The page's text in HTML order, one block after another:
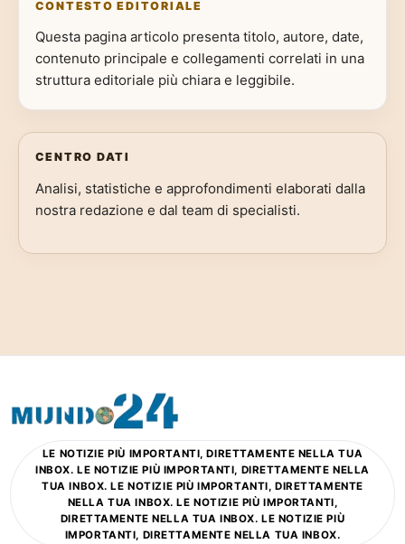
CONTESTO EDITORIALE
Questa pagina articolo presenta titolo, autore, date,
contenuto principale e collegamenti correlati in una
struttura editoriale più chiara e leggibile.
CENTRO DATI
Analisi, statistiche e approfondimenti elaborati dalla
nostra redazione e dal team di specialisti.
LE NOTIZIE PIÙ IMPORTANTI, DIRETTAMENTE NELLA TUA
INBOX. LE NOTIZIE PIÙ IMPORTANTI, DIRETTAMENTE NELLA
TUA INBOX. LE NOTIZIE PIÙ IMPORTANTI, DIRETTAMENTE
NELLA TUA INBOX. LE NOTIZIE PIÙ IMPORTANTI,
DIRETTAMENTE NELLA TUA INBOX. LE NOTIZIE PIÙ
IMPORTANTI, DIRETTAMENTE NELLA TUA INBOX.